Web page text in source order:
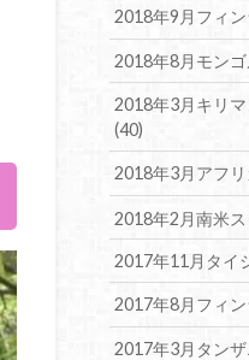
2018年9月フィ
2018年8月モン
2018年3月キリ
(40)
2018年3月アフ
2018年2月南米
2017年11月タイ
2017年8月フィ
2017年3月タン